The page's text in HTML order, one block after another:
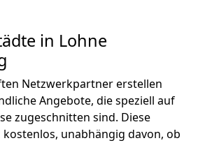
in Lohne
Netzwerkpartner erstellen
Angebote, die speziell auf
zugeschnitten sind. Diese
unabhängig davon, ob